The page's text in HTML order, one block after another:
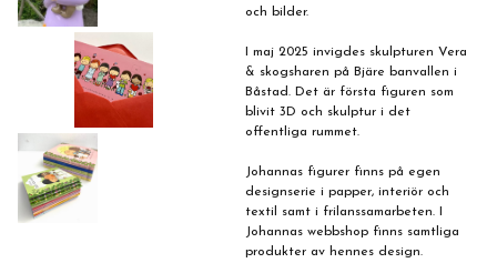
och bilder.
I maj 2025 invigdes skulpturen Vera
& skogsharen på Bjäre banvallen i
Båstad. Det är första figuren som
blivit 3D och skulptur i det
offentliga rummet.
Johannas figurer finns på egen
designserie i papper, interiör och
textil samt i frilanssamarbeten. I
Johannas webbshop finns samtliga
produkter av hennes design.